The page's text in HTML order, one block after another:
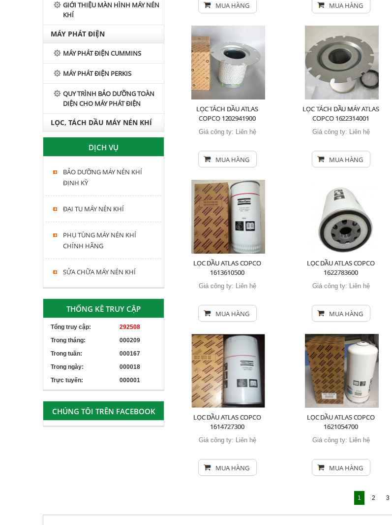
GIỚI THIỆU MÀN HÌNH MÁY NÉN
KHÍ
MÁY PHÁT ĐIỆN
MÁY PHÁT ĐIỆN CUMMINS
MÁY PHÁT ĐIỆN PERKIS
QUY TRÌNH BẢO DƯỠNG TOÀN
DIỆN CHO MÁY PHÁT ĐIỆN
LỌC, TÁCH DẦU MÁY NÉN KHÍ
HITACHI, KOBELCO, FUSHENG,
SWAN
DỊCH VỤ
BẢO DƯỠNG MÁY NÉN KHÍ
ĐỊNH KỲ
ĐẠI TU MÁY NÉN KHÍ
PHỤ TÙNG MÁY NÉN KHÍ
CHÍNH HÃNG
SỬA CHỮA MÁY NÉN KHÍ
THỐNG KÊ TRUY CẬP
Tổng truy cập:
292508
Trong tháng:
000209
Trong tuần:
000167
Trong ngày:
000018
Trực tuyến:
000001
CHÚNG TÔI TRÊN FACEBOOK
MUA HÀNG MUA HÀNG
LỌC TÁCH DẦU ATLAS
COPCO 1202941900
Giá công ty: Liên hệ
MUA HÀNG
LỌC TÁCH DẦU MÁY ATLAS
COPCO 1622314001
Giá công ty: Liên hệ
MUA HÀNG
LỌC DẦU ATLAS COPCO
1613610500
Giá công ty: Liên hệ
MUA HÀNG
LỌC DẦU ATLAS COPCO
1622783600
Giá công ty: Liên hệ
MUA HÀNG
LỌC DẦU ATLAS COPCO
1614727300
Giá công ty: Liên hệ
MUA HÀNG
LỌC DẦU ATLAS COPCO
1621054700
Giá công ty: Liên hệ
MUA HÀNG
1 2 3